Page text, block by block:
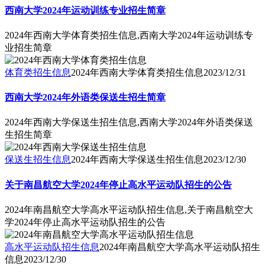
西南大学2024年运动训练专业招生简章
2024年西南大学体育类招生信息,西南大学2024年运动训练专
业招生简章
体育类招生信息 2024年西南大学体育类招生信息 2023/12/31
西南大学2024年外语类保送生招生简章
2024年西南大学保送生招生信息,西南大学2024年外语类保送
生招生简章
保送生招生信息 2024年西南大学保送生招生信息 2023/12/30
关于南昌航空大学2024年停止高水平运动队招生的公告
2024年南昌航空大学高水平运动队招生信息,关于南昌航空大
学2024年停止高水平运动队招生的公告
高水平运动队招生信息 2024年南昌航空大学高水平运动队招生
信息 2023/12/30